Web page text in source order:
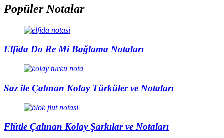
Popüler Notalar
Elfida Do Re Mi Bağlama Notaları
Saz ile Çalınan Kolay Türküler ve Notaları
Flütle Çalınan Kolay Şarkılar ve Notaları